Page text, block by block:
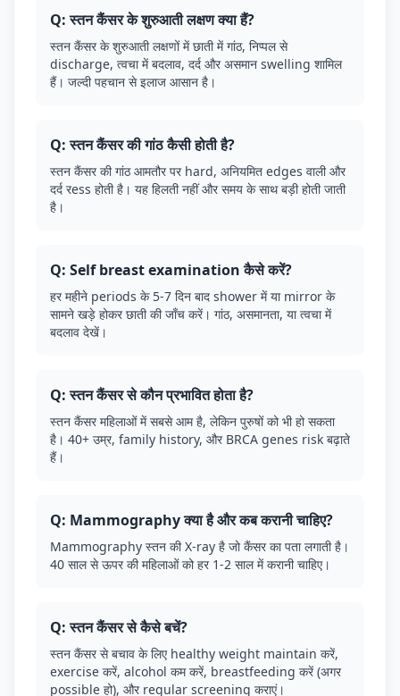
Q: स्तन कैंसर के शुरुआती लक्षण क्या हैं?
स्तन कैंसर के शुरुआती लक्षणों में छाती में गांठ, निप्पल से
discharge, त्वचा में बदलाव, दर्द और असमान swelling शामिल
हैं। जल्दी पहचान से इलाज आसान है।
Q: स्तन कैंसर की गांठ कैसी होती है?
स्तन कैंसर की गांठ आमतौर पर hard, अनियमित edges वाली और
दर्द रess होती है। यह हिलती नहीं और समय के साथ बड़ी होती जाती
है।
Q: Self breast examination कैसे करें?
हर महीने periods के 5-7 दिन बाद shower में या mirror के
सामने खड़े होकर छाती की जाँच करें। गांठ, असमानता, या त्वचा में
बदलाव देखें।
Q: स्तन कैंसर से कौन प्रभावित होता है?
स्तन कैंसर महिलाओं में सबसे आम है, लेकिन पुरुषों को भी हो सकता
है। 40+ उम्र, family history, और BRCA genes risk बढ़ाते
हैं।
Q: Mammography क्या है और कब करानी चाहिए?
Mammography स्तन की X-ray है जो कैंसर का पता लगाती है।
40 साल से ऊपर की महिलाओं को हर 1-2 साल में करानी चाहिए।
Q: स्तन कैंसर से कैसे बचें?
स्तन कैंसर से बचाव के लिए healthy weight maintain करें,
exercise करें, alcohol कम करें, breastfeeding करें (अगर
possible हो), और regular screening कराएं।